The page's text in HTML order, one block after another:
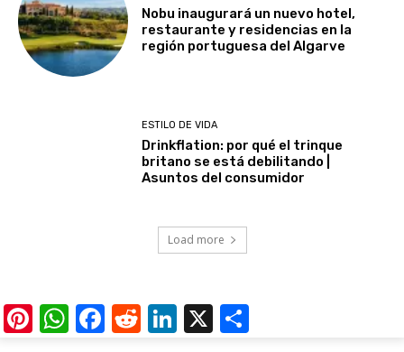
Nobu inaugurará un nuevo hotel,
restaurante y residencias en la
región portuguesa del Algarve
ESTILO DE VIDA
Drinkflation: por qué el trinque
britano se está debilitando |
Asuntos del consumidor
Load more
Pinterest
WhatsApp
Facebook
RedditLinkedIn
X